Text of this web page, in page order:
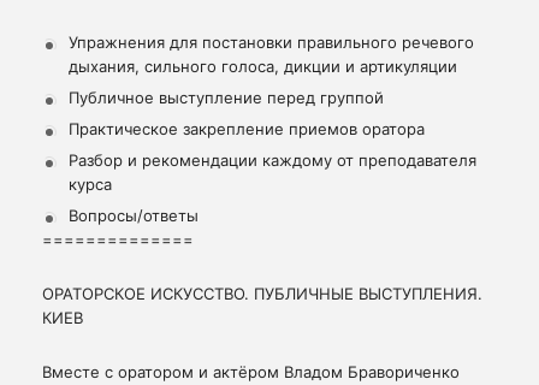
Упражнения для постановки правильного речевого
дыхания, сильного голоса, дикции и артикуляции
Публичное выступление перед группой
Практическое закрепление приемов оратора
Разбор и рекомендации каждому от преподавателя
курса
Вопросы/ответы
==============
ОРАТОРСКОЕ ИСКУССТВО. ПУБЛИЧНЫЕ ВЫСТУПЛЕНИЯ.
КИЕВ
Вместе с оратором и актёром Владом Бравориченко